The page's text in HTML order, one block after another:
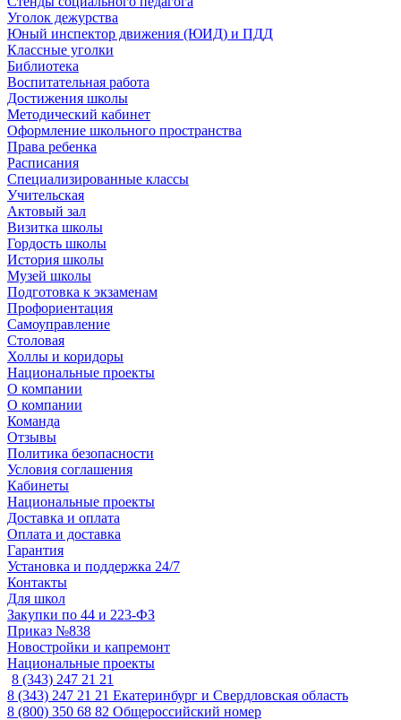
Уголок дежурства
Юный инспектор движения (ЮИД) и ПДД
Классные уголки
Библиотека
Воспитательная работа
Достижения школы
Методический кабинет
Оформление школьного пространства
Права ребенка
Расписания
Специализированные классы
Учительская
Актовый зал
Визитка школы
Гордость школы
История школы
Музей школы
Подготовка к экзаменам
Профориентация
Самоуправление
Столовая
Холлы и коридоры
Национальные проекты
О компании
О компании
Команда
Отзывы
Политика безопасности
Условия соглашения
Кабинеты
Национальные проекты
Доставка и оплата
Оплата и доставка
Гарантия
Установка и поддержка 24/7
Контакты
Для школ
Закупки по 44 и 223-ФЗ
Приказ №838
Новостройки и капремонт
Национальные проекты
8 (343) 247 21 21
8 (343) 247 21 21 Екатеринбург и Свердловская область
8 (800) 350 68 82 Общероссийский номер